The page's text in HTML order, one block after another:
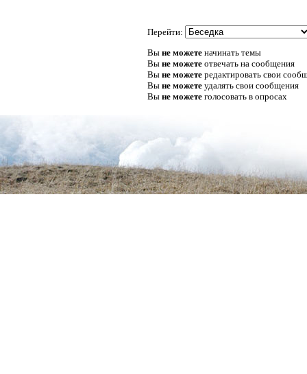
Перейти:
Вы не можетеначинать темы
Вы не можетеотвечать на сообщения
Вы не можетередактировать свои
Вы не можетеудалять свои сообщения
Вы не можетеголосовать в опросах